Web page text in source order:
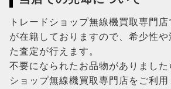
トレードショップ無線機買取専門
が在籍しておりますので、希少性
た査定が行えます。
不要になられたお品物がありました
ショップ無線機買取専門店をご利用